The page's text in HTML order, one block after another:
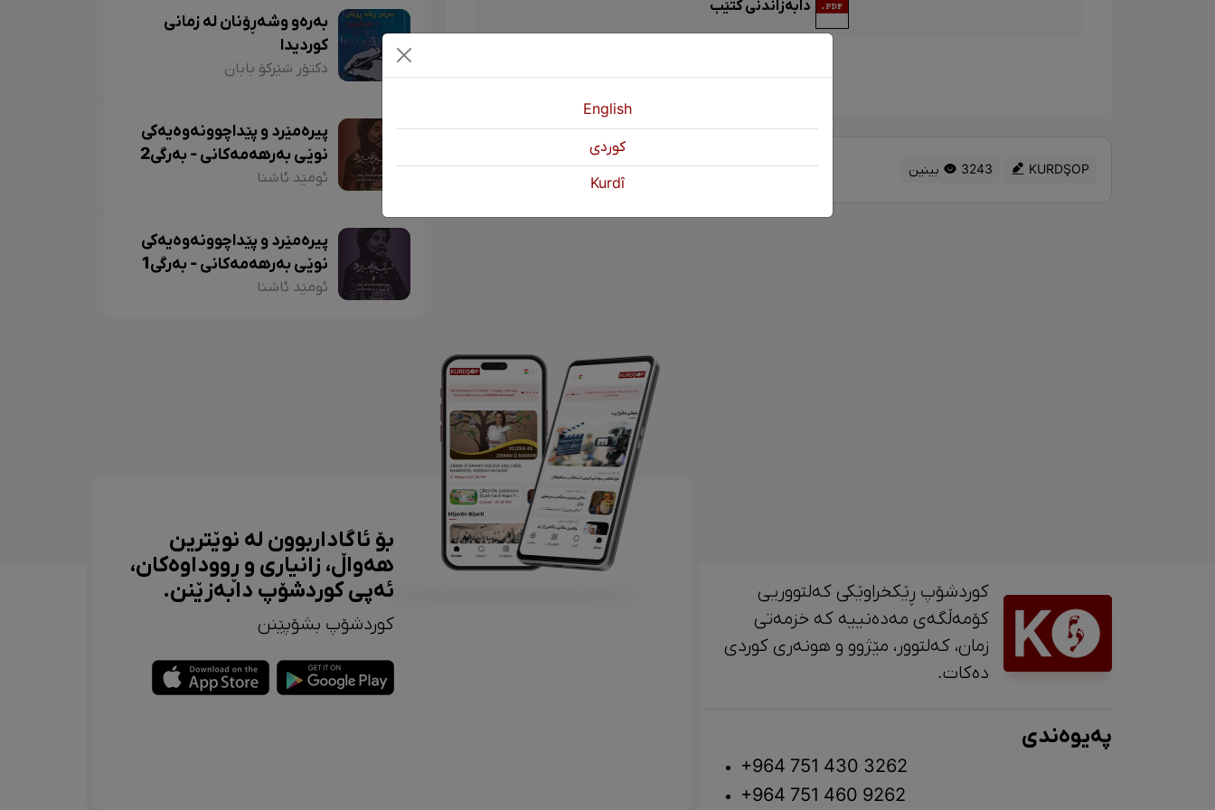
دابەزاندنی کتێب
KURDŞOP 3243 بینین
بەرەو وشەڕۆنان لە زمانی
کوردیدا
دکتۆر شێرکۆ بابان
پیرەمێرد و پێداچوونەوەیەکی
نوێی بەرهەمەکانی - بەرگی2
ئومێد ئاشنا
پیرەمێرد و پێداچوونەوەیەکی
نوێی بەرهەمەکانی - بەرگی1
ئومێد ئاشنا
کوردشۆپ ڕێکخراوێکی کەلتووریی
کۆمەڵگەی مەدەنییە کە خزمەتی
زمان، کەلتوور، مێژوو و ‎هونەری کوردی
دەکات.
پەیوەندی
+964 751 430 3262
+964 751 460 9262
بۆ ئاگاداربوون لە نوێترین
هەواڵ، زانیاری و ڕووداوەکان،
ئەپی کوردشۆپ دابەزێنن.
کوردشۆپ بشۆپێنن
English
كوردی
Kurdî